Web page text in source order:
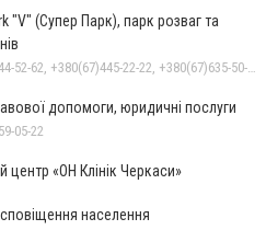
"V" (Супер Парк), парк розваг та
+380(67)544-52-62, +380(67)445-22-22, +380(67)635-50-50
допомоги, юридичні послуги
05-22
центр «ОН Клінік Черкаси»
населення